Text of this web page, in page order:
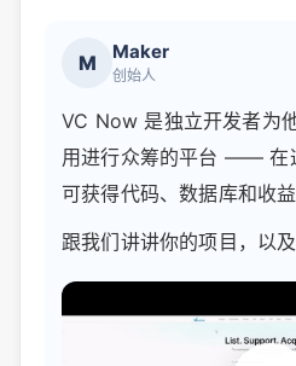
M Maker
创始人
VC Now 是独立开发者为
用进行众筹的平台 —— 在
可获得代码、数据库和收
跟我们讲讲你的项目，以